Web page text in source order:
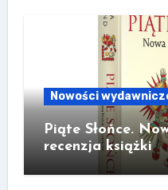
Nowości
Piąte Słońce.
recenzja książki